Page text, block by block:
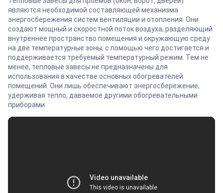
являются необходимой составляющей механизма
энергосбережения систем вентиляции и отопления. Они
создают мощный и скоростной поток воздуха, разделяющий
внутреннее пространство помещения и окружающую среду
на две температурные зоны, с помощью чего достигается и
поддерживается требуемый температурный режим. Тем не
менее, тепловые завесы не предназначены для
использования в качестве основных обогревателей
помещений. Они лишь обеспечивают энергосбережение,
удерживая тепло, даваемое другими обогревательными
приборами.